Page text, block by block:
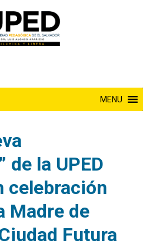
MENU
de la UPED
celebración
Madre de
Futura